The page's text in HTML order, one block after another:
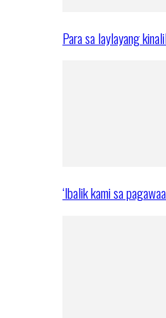
Para sa laylayang
‘Ibalik kami sa